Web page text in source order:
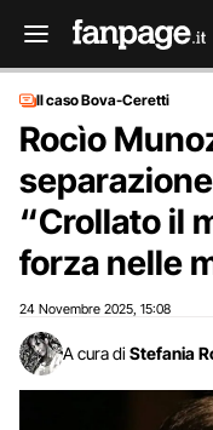
Il caso Bova-Ceretti
Rocìo
“Crollato il
forza nelle
24 Novembre 2025 15:08
A cura di Stefania